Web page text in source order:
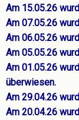
Am 15.05.26
Am 07.05.26
Am 06.05.26
Am 05.05.26
Am 01.05.26
überwiesen.
Am 29.04.26
Am 20.04.26